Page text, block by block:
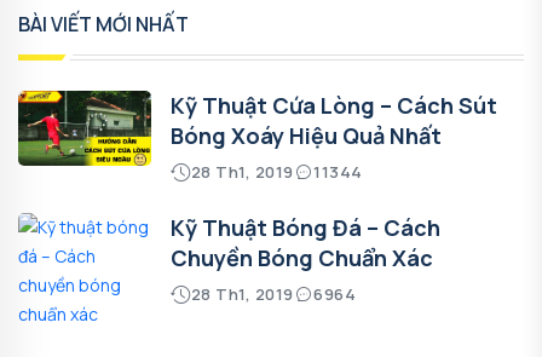
BÀI VIẾT MỚI NHẤT
Kỹ Thuật Cứa Lòng – Cách Sút
Bóng Xoáy Hiệu Quả Nhất
28 Th1, 2019 11344
Kỹ Thuật Bóng Đá – Cách
Chuyền Bóng Chuẩn Xác
28 Th1, 2019 6964